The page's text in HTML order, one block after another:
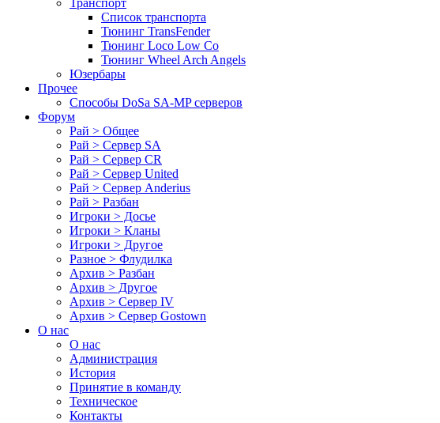
Транспорт
Список транспорта
Тюнинг TransFender
Тюнинг Loco Low Co
Тюнинг Wheel Arch Angels
Юзербары
Прочее
Cпособы DoSа SA-MP серверов
Форум
Рай > Общее
Рай > Сервер SA
Рай > Сервер CR
Рай > Сервер United
Рай > Сервер Anderius
Рай > Разбан
Игроки > Досье
Игроки > Кланы
Игроки > Другое
Разное > Флудилка
Архив > Разбан
Архив > Другое
Архив > Сервер IV
Архив > Сервер Gostown
О нас
О нас
Администрация
История
Принятие в команду
Техническое
Контакты